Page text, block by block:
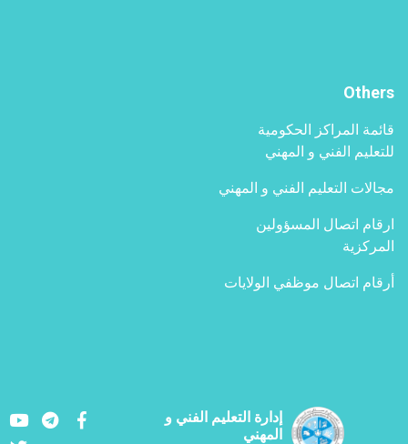
Others
قائمة المراكز الحكومية
للتعليم الفني و المهني
مجالات التعليم الفني و المهني
ارقام اتصال المسؤولين
المركزية
أرقام اتصال موظفي الولايات
إدارة التعليم الفني و
المهني
YoutubeLinkedInFacebook